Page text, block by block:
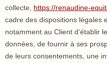
collecte, https://renaudine-
cadre des dispositions légales
notamment au Client d’établir
données, de fournir à ses
de leurs consentements, une